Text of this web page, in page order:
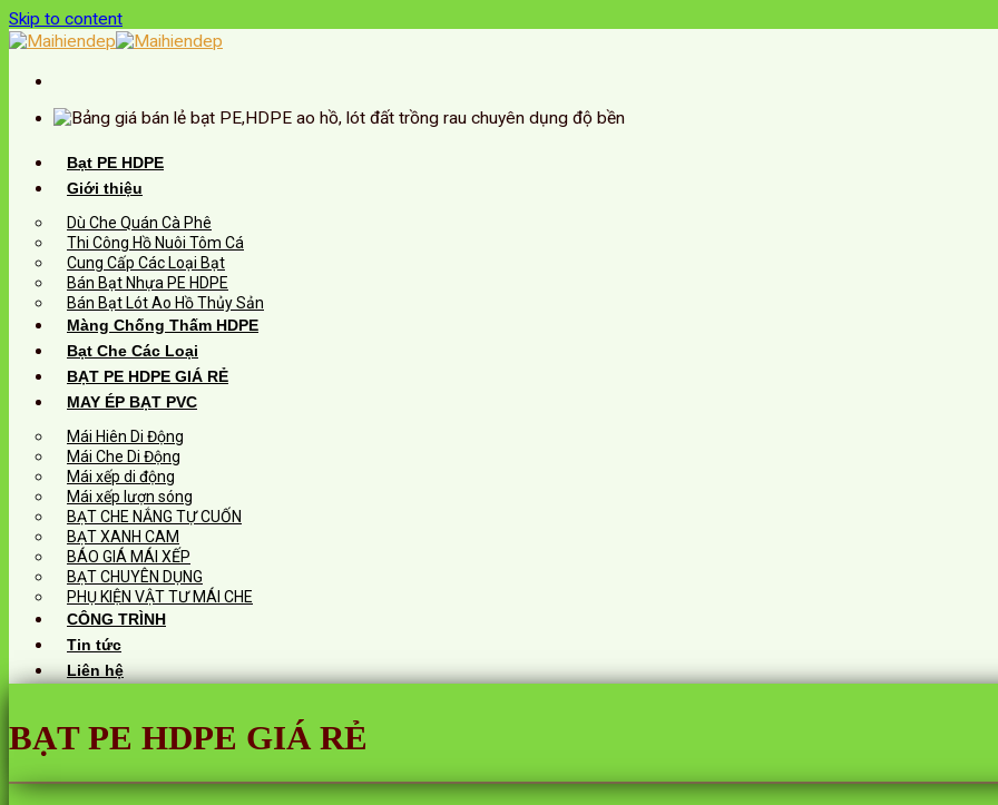
Skip to content
Bạt PE HDPE
Giới thiệu
Dù Che Quán Cà Phê
Thi Công Hồ Nuôi Tôm Cá
Cung Cấp Các Loại Bạt
Bán Bạt Nhựa PE HDPE
Bán Bạt Lót Ao Hồ Thủy Sản
Màng Chống Thấm HDPE
Bạt Che Các Loại
BẠT PE HDPE GIÁ RẺ
MAY ÉP BẠT PVC
Mái Hiên Di Động
Mái Che Di Động
Mái xếp di động
Mái xếp lượn sóng
BẠT CHE NẮNG TỰ CUỐN
BẠT XANH CAM
BÁO GIÁ MÁI XẾP
BẠT CHUYÊN DỤNG
PHỤ KIỆN VẬT TƯ MÁI CHE
CÔNG TRÌNH
Tin tức
Liên hệ
BẠT PE HDPE GIÁ RẺ